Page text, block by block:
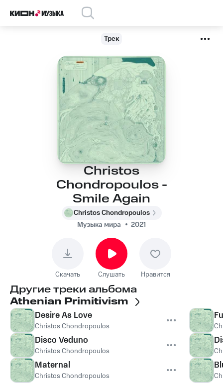
Трек
Christos
Chondropoulos -
Smile Again
Christos Chondropoulos
Музыка мира
2021
Скачать Слушать Нравится
Другие треки альбома
Athenian Primitivism
Desire As Love
Christos Chondropoulos
Disco Veduno
Christos Chondropoulos
Maternal
Christos Chondropoulos